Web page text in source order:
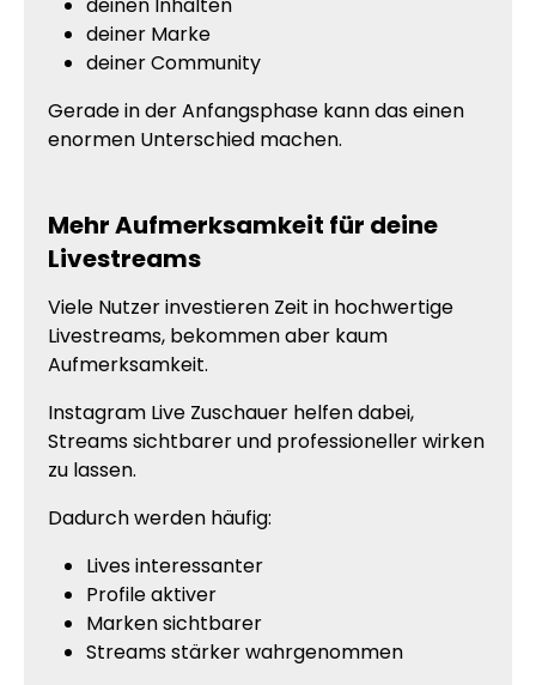
deiner Marke
deiner Community
Gerade in der Anfangsphase kann das einen
enormen Unterschied machen.
Mehr Aufmerksamkeit für deine
Livestreams
Viele Nutzer investieren Zeit in hochwertige
Livestreams, bekommen aber kaum
Aufmerksamkeit.
Instagram Live Zuschauer helfen dabei,
Streams sichtbarer und professioneller wirken
zu lassen.
Dadurch werden häufig:
Lives interessanter
Profile aktiver
Marken sichtbarer
Streams stärker wahrgenommen